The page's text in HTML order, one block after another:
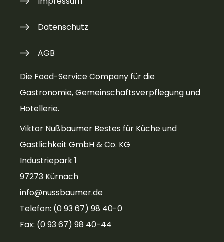
Die Food-Service Company für die
Gastronomie, Gemeinschaftsverpflegung und
Hotellerie.
Viktor Nußbaumer Bestes für Küche und
Gastlichkeit GmbH & Co. KG
Industriepark 1
97273 Kürnach
info@nussbaumer.de
Telefon: (0 93 67) 98 40-0
Fax: (0 93 67) 98 40-44
Datenschutz
AGB